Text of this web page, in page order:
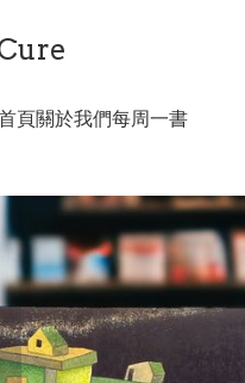
頁關於我們每周一書